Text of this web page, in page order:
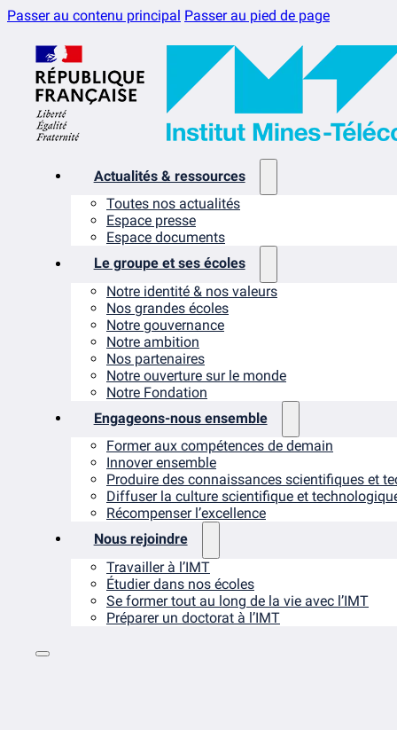
Passer au contenu principal Passer au pied de page
Actualités & ressources
Toutes nos actualités
Espace presse
Espace documents
Le groupe et ses écoles
Notre identité & nos valeurs
Nos grandes écoles
Notre gouvernance
Notre ambition
Nos partenaires
Notre ouverture sur le monde
Notre Fondation
Engageons-nous ensemble
Former aux compétences de demain
Innover ensemble
Produire des connaissances scientifiques et
Diffuser la culture scientifique et
Récompenser l’excellence
Nous rejoindre
Travailler à l’IMT
Étudier dans nos écoles
Se former tout au long de la vie avec l’IMT
Préparer un doctorat à l’IMT